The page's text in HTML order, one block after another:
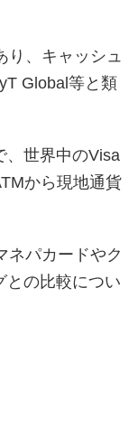
り、キャッシュ
Global等と類
、世界中のVisa
から現地通貨
ネパカードやク
との比較につい